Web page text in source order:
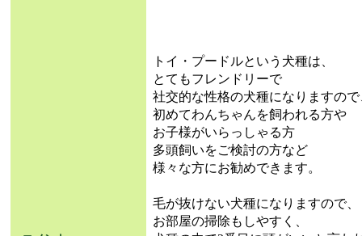
トイ・プードルという犬種は、
とてもフレンドリーで
社交的な性格の犬種になりますので
初めてわんちゃんを飼われる方や
お子様がいらっしゃる方
多頭飼いをご検討の方など
様々な方にお勧めできます。
毛が抜けない犬種になりますので、
お部屋の掃除もしやすく、